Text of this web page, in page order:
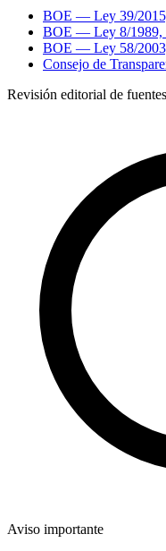
BOE — Ley 39/
BOE — Ley 8/1989,
BOE — Ley 58/
Consejo de
Revisión editorial de
Aviso importante